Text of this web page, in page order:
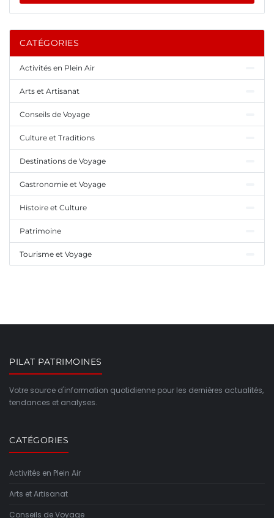
CATÉGORIES
Activités en Plein Air
Arts et Artisanat
Conseils de Voyage
Culture et Traditions
Destinations de Voyage
Gastronomie et Voyage
Histoire et Culture
Patrimoine
Tourisme et Voyage
PILAT PATRIMOINES
Votre source d'information quotidienne pour les dernières actualités,
tendances et analyses.
CATÉGORIES
Activités en Plein Air
Arts et Artisanat
Conseils de Voyage